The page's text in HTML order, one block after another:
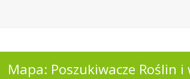
Mapa: Poszukiwacze Roślin